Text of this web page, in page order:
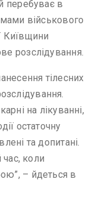
перебуває в
військового
Київщини
розслідування.
тілесних
на лікуванні,
остаточну
та допитані.
час, коли
– йдеться в